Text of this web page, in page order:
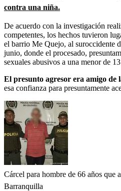
contra una niña.
De acuerdo con la investigación
competentes, los hechos tuvieron
el barrio Me Quejo, al suroccidente
junio, donde el procesado,
sexuales abusivos a una menor de
El presunto agresor era amigo de
esa confianza para presuntamente
Cárcel para hombre de 66 años que
Barranquilla